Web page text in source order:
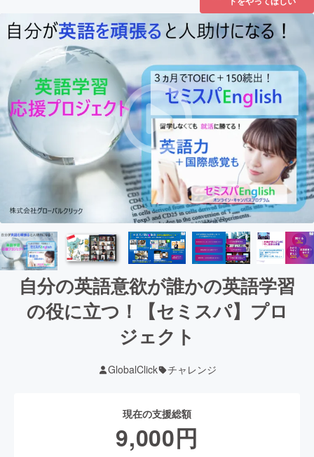
自分の英語意欲が誰かの英語学習
の役に立つ！【セミスパ】プロ
ジェクト
GlobalClick チャレンジ
現在の支援総額
9,000円